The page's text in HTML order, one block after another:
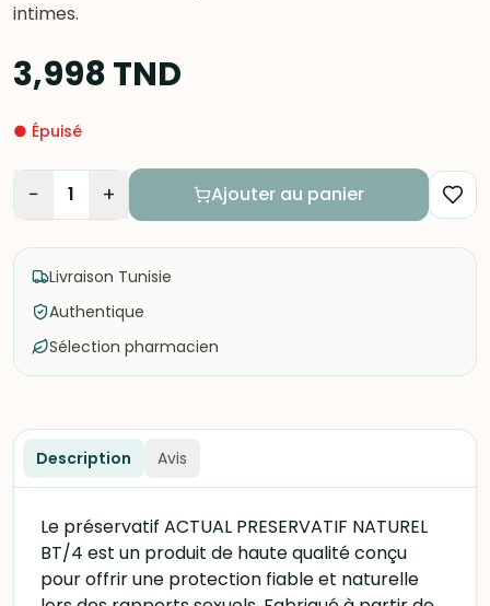
intimes.
3,998TND
● Épuisé
− 1 + Ajouter au panier
Livraison Tunisie
Authentique
Sélection pharmacien
Description Avis
Le préservatif ACTUAL PRESERVATIF NATUREL
BT/4 est un produit de haute qualité conçu
pour offrir une protection fiable et naturelle